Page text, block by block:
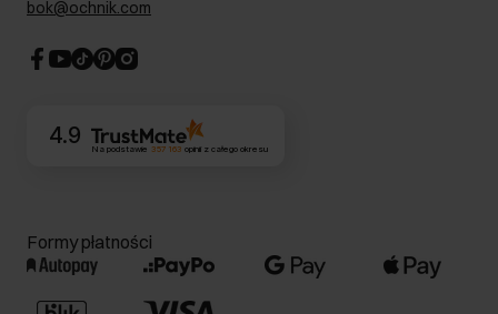
CSR
bok@ochnik.com
4.9
Na podstawie 357 163 opinii z całego okresu
Formy płatności